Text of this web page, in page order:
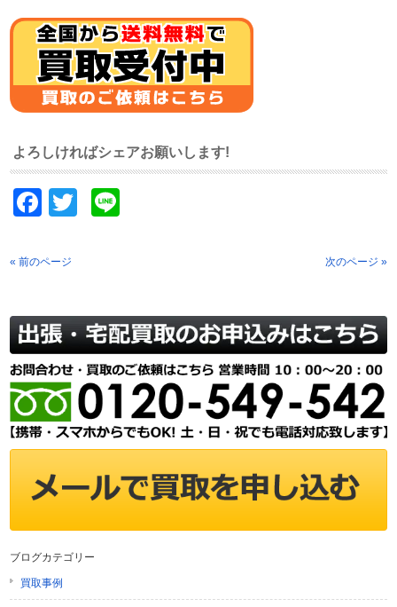
よろしければシェアお願いします!
Facebook
Twitter
« 前のページ 次のページ »
ブログカテゴリー
買取事例